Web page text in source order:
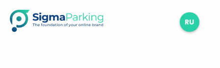
RU